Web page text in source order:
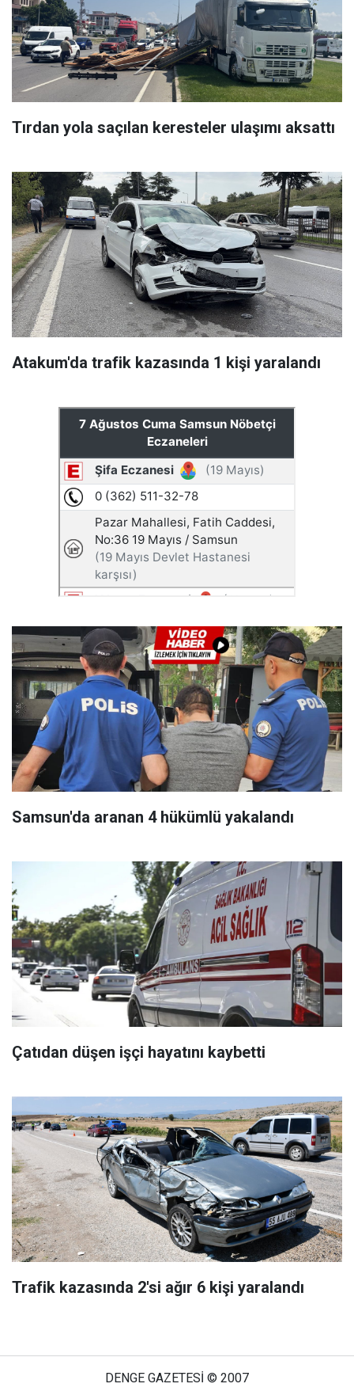
Tırdan yola saçılan keresteler ulaşımı aksattı
Atakum'da trafik kazasında 1 kişi yaralandı
Samsun'da aranan 4 hükümlü yakalandı
Çatıdan düşen işçi hayatını kaybetti
Trafik kazasında 2'si ağır 6 kişi yaralandı
DENGE GAZETESİ © 2007